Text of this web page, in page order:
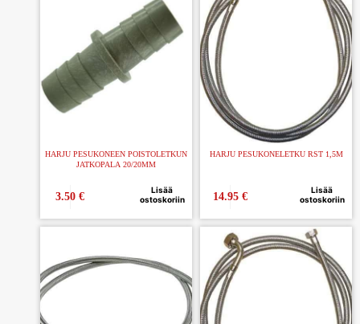
HARJU PESUKONEEN POISTOLETKUN
JATKOPALA 20/20MM
3.50€
Lisää
ostoskoriin
HARJU PESUKONELETKU RST 1,5M
14.95 €
Lisää
ostoskoriin